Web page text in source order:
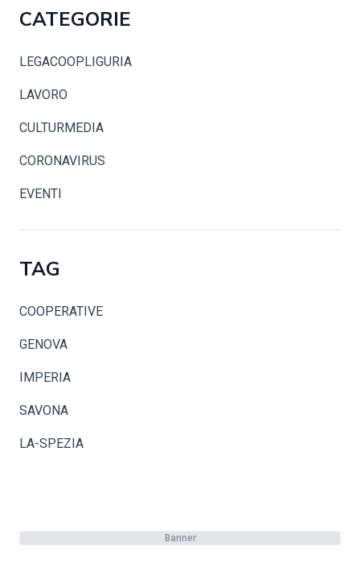
CATEGORIE
LEGACOOPLIGURIA
LAVORO
CULTURMEDIA
CORONAVIRUS
EVENTI
TAG
COOPERATIVE
GENOVA
IMPERIA
SAVONA
LA-SPEZIA
Banner